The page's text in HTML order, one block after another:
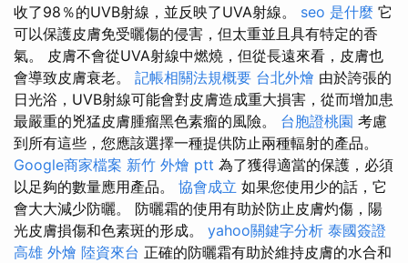
收了98％的UVB射線，並反映了UVA射線。 seo 是什麼 它
可以保護皮膚免受曬傷的侵害，但太重並且具有特定的香
氣。 皮膚不會從UVA射線中燃燒，但從長遠來看，皮膚也
會導致皮膚衰老。 記帳相關法規概要 台北外燴 由於誇張的
日光浴，UVB射線可能會對皮膚造成重大損害，從而增加患
最嚴重的兇猛皮膚腫瘤黑色素瘤的風險。 台胞證桃園 考慮
到所有這些，您應該選擇一種提供防止兩種輻射的產品。
Google商家檔案 新竹 外燴 ptt 為了獲得適當的保護，必須
以足夠的數量應用產品。 協會成立 如果您使用少的話，它
會大大減少防曬。 防曬霜的使用有助於防止皮膚灼傷，陽
光皮膚損傷和色素斑的形成。 yahoo關鍵字分析 泰國簽證
高雄 外燴 陸資來台 正確的防曬霜有助於維持皮膚的水合和